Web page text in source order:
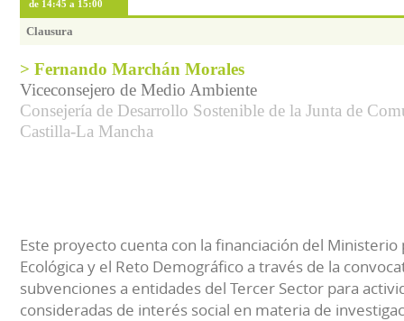
de 14:45 a 15:00
Clausura
> Fernando Marchán Morales
Viceconsejero de Medio Ambiente
Consejería de Desarrollo Sostenible de la Junta de
Castilla-La Mancha
Este proyecto cuenta con la financiación del Ministerio
Ecológica y el Reto Demográfico a través de la
subvenciones a entidades del Tercer Sector para
consideradas de interés social en materia de